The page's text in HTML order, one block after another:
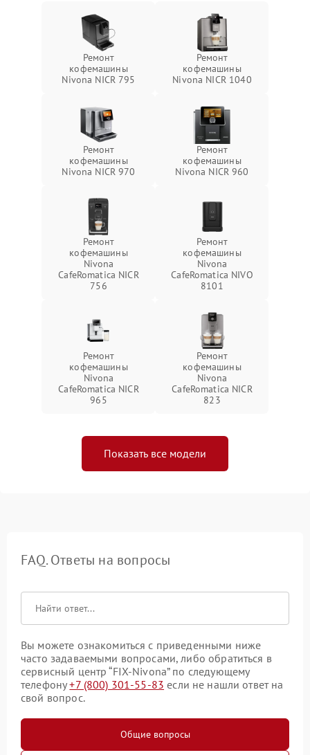
Ремонт
кофемашины
Nivona NICR 795
Ремонт
кофемашины
Nivona NICR 1040
Ремонт
кофемашины
Nivona NICR 970
Ремонт
кофемашины
Nivona NICR 960
Ремонт
кофемашины
Nivona
CafeRomatica NICR
756
Ремонт
кофемашины
Nivona
CafeRomatica NIVO
8101
Ремонт
кофемашины
Nivona
CafeRomatica NICR
965
Ремонт
кофемашины
Nivona
CafeRomatica NICR
823
Показать все модели
FAQ. Ответы на вопросы
Вы можете ознакомиться с приведенными ниже
часто задаваемыми вопросами, либо обратиться в
сервисный центр “FIX-Nivona” по следующему
телефону+7 (800) 301-55-83 если не нашли ответ на
свой вопрос.
Общие вопросы